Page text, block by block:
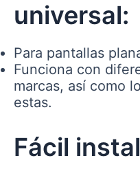
universal:
Para pantallas
Funciona con
marcas, así como
estas.
Fácil